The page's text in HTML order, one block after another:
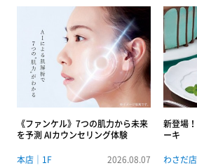
《ファンケル》7つの肌力から未来
を予測 AIカウンセリング体験
本店｜1F
2026.08.07
新登場
ーキ
わさだ